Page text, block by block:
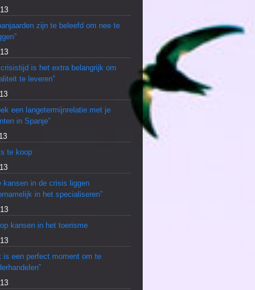
zijn te beleefd om nee te
crisistijd is het extra belangrijk om
te leveren”
een langetermijnrelatie met je
in Spanje”
te koop
kansen in de crisis liggen
in het specialiseren”
kansen in het toerisme
is een perfect moment om te